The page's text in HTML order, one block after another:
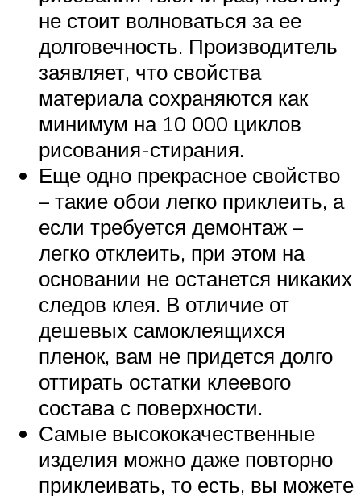
не стоит волноваться за ее
долговечность. Производитель
заявляет, что свойства
материала сохраняются как
минимум на 10 000 циклов
рисования-стирания.
Еще одно прекрасное свойство
– такие обои легко приклеить, а
если требуется демонтаж –
легко отклеить, при этом на
основании не останется никаких
следов клея. В отличие от
дешевых самоклеящихся
пленок, вам не придется долго
оттирать остатки клеевого
состава с поверхности.
Самые высококачественные
изделия можно даже повторно
приклеивать, то есть, вы можете